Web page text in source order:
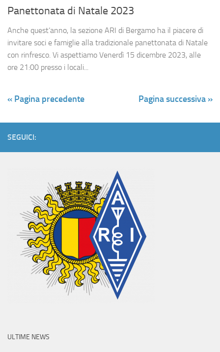
Panettonata di Natale 2023
Anche quest’anno, la sezione ARI di Bergamo ha il piacere di
invitare soci e famiglie alla tradizionale panettonata di Natale
con rinfresco. Vi aspettiamo Venerdì 15 dicembre 2023, alle
ore 21:00 presso i locali...
« Pagina precedente Pagina successiva »
SEGUICI:
ULTIME NEWS